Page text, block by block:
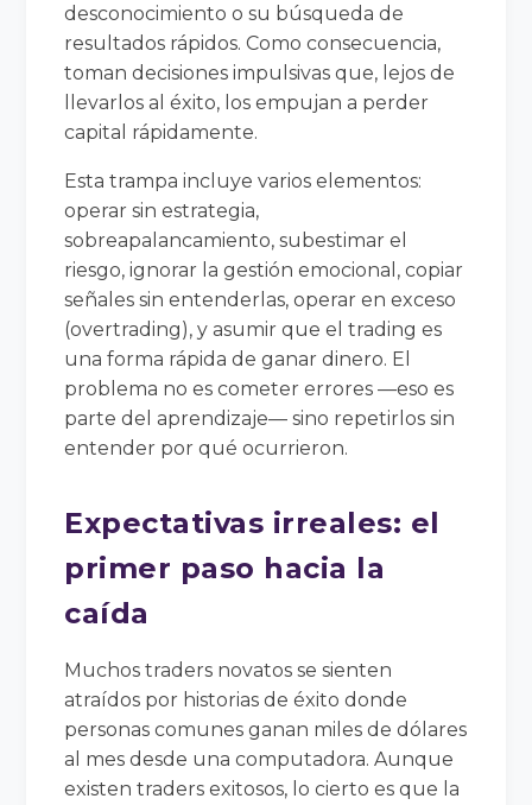
desconocimiento o su búsqueda de
resultados rápidos. Como consecuencia,
toman decisiones impulsivas que, lejos de
llevarlos al éxito, los empujan a perder
capital rápidamente.
Esta trampa incluye varios elementos:
operar sin estrategia,
sobreapalancamiento, subestimar el
riesgo, ignorar la gestión emocional, copiar
señales sin entenderlas, operar en exceso
(overtrading), y asumir que el trading es
una forma rápida de ganar dinero. El
problema no es cometer errores —eso es
parte del aprendizaje— sino repetirlos sin
entender por qué ocurrieron.
Expectativas irreales: el
primer paso hacia la
caída
Muchos traders novatos se sienten
atraídos por historias de éxito donde
personas comunes ganan miles de dólares
al mes desde una computadora. Aunque
existen traders exitosos, lo cierto es que la